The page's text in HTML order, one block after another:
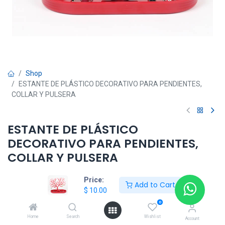
Price:
$ 10.00
Add to Cart
Home Search
0
Wishlist Account
Shop
ESTANTE DE PLÁSTICO DECORATIVO PARA PENDIENTES,
COLLAR Y PULSERA
ESTANTE DE PLÁSTICO
DECORATIVO PARA PENDIENTES,
COLLAR Y PULSERA
Add to Cart